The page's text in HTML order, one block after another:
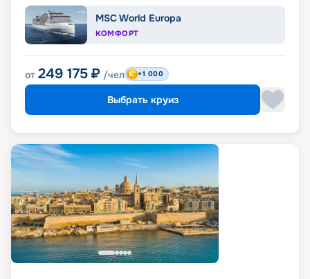
MSC World Europa
КОМФОРТ
от 249 175 ₽ /чел +1 000
Выбрать круиз